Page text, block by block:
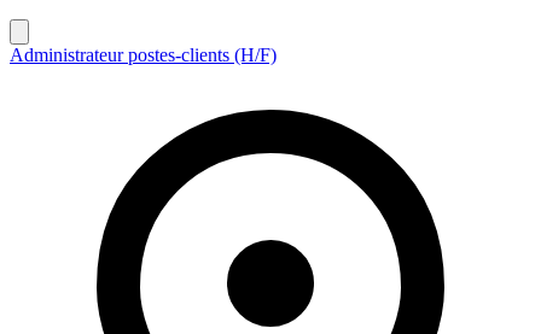
Administrateur postes-clients (H/F)